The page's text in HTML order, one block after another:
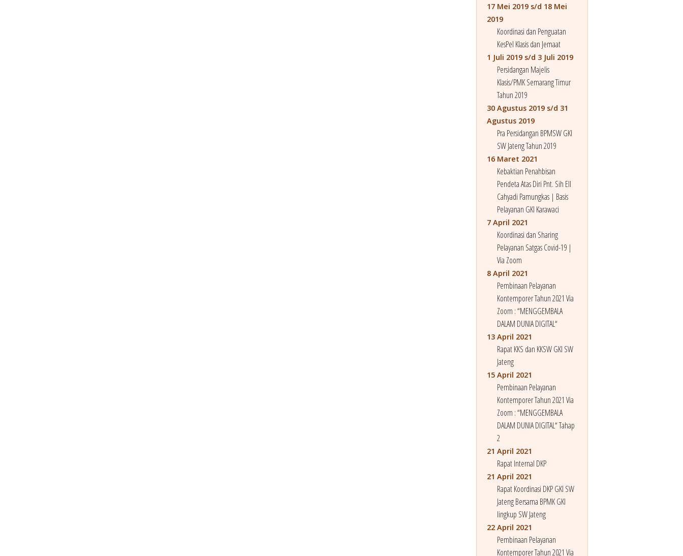
17 Mei 2019 s/d 18 Mei
2019
Koordinasi dan Penguatan
KesPel Klasis dan Jemaat
1 Juli 2019 s/d 3 Juli 2019
Persidangan Majelis
Klasis/PMK Semarang Timur
Tahun 2019
30 Agustus 2019 s/d 31
Agustus 2019
Pra Persidangan BPMSW GKI
SW Jateng Tahun 2019
16 Maret 2021
Kebaktian Penahbisan
Pendeta Atas Diri Pnt. Sih Ell
Cahyadi Pamungkas | Basis
Pelayanan GKI Karawaci
7 April 2021
Koordinasi dan Sharing
Pelayanan Satgas Covid-19 |
Via Zoom
8 April 2021
Pembinaan Pelayanan
Kontemporer Tahun 2021 Via
Zoom : “MENGGEMBALA
DALAM DUNIA DIGITAL“
13 April 2021
Rapat KKS dan KKSW GKI SW
Jateng
15 April 2021
Pembinaan Pelayanan
Kontemporer Tahun 2021 Via
Zoom : “MENGGEMBALA
DALAM DUNIA DIGITAL“ Tahap
2
21 April 2021
Rapat Internal DKP
21 April 2021
Rapat Koordinasi DKP GKI SW
Jateng Bersama BPMK GKI
lingkup SW Jateng
22 April 2021
Pembinaan Pelayanan
Kontemporer Tahun 2021 Via